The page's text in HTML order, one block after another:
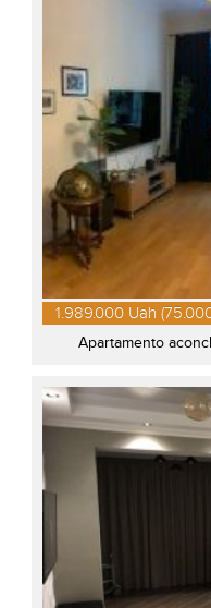
1.989.000 Uah
Apartamento